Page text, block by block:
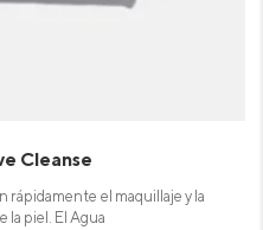
Cleanse
rápidamente el maquillaje y la
la piel. El Agua